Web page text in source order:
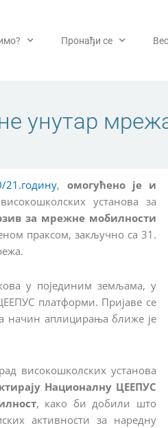
Пронађи се
унутар
, омогућено је и
установа за
за мрежне мобилности
праксом, закључно са 31.
у појединим земљама, у
платформи. Пријаве се
начин аплицирања ближе је
високошколских установа
Националну ЦЕЕПУС
, како би добили што
активности за наредну